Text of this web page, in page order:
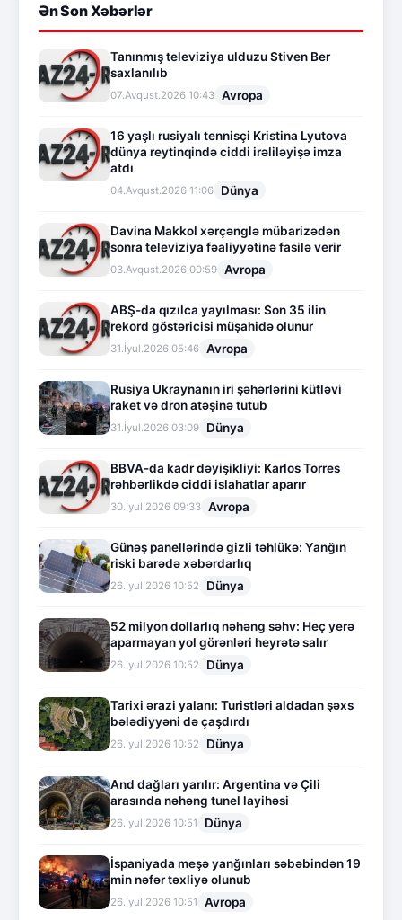
Ən Son Xəbərlər
Tanınmış televiziya ulduzu Stiven Ber
saxlanılıb
07.Avqust.2026 10:43 Avropa
16 yaşlı rusiyalı tennisçi Kristina Lyutova
dünya reytinqində ciddi irəliləyişə imza
atdı
04.Avqust.2026 11:06 Dünya
Davina Makkol xərçənglə mübarizədən
sonra televiziya fəaliyyətinə fasilə verir
03.Avqust.2026 00:59 Avropa
ABŞ-da qızılca yayılması: Son 35 ilin
rekord göstəricisi müşahidə olunur
31.İyul.2026 05:46 Avropa
Rusiya Ukraynanın iri şəhərlərini kütləvi
raket və dron atəşinə tutub
31.İyul.2026 03:09 Dünya
BBVA-da kadr dəyişikliyi: Karlos Torres
rəhbərlikdə ciddi islahatlar aparır
30.İyul.2026 09:33 Avropa
Günəş panellərində gizli təhlükə: Yanğın
riski barədə xəbərdarlıq
26.İyul.2026 10:52 Dünya
52 milyon dollarlıq nəhəng səhv: Heç yerə
aparmayan yol görənləri heyrətə salır
26.İyul.2026 10:52 Dünya
Tarixi ərazi yalanı: Turistləri aldadan şəxs
bələdiyyəni də çaşdırdı
26.İyul.2026 10:52 Dünya
And dağları yarılır: Argentina və Çili
arasında nəhəng tunel layihəsi
26.İyul.2026 10:51 Dünya
İspaniyada meşə yanğınları səbəbindən 19
min nəfər təxliyə olunub
26.İyul.2026 10:51 Avropa